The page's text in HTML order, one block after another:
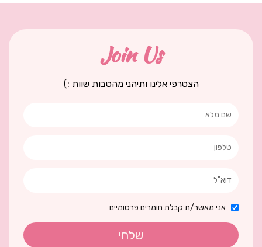
Join Us
הצטרפי אלינו ותיהני מהטבות שוות :)
אני מאשר/ת קבלת חומרים פרסומיים
שלחי